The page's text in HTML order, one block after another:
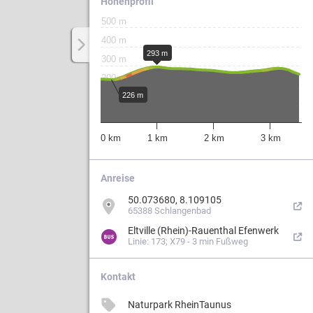
100 m
200 m
300 m
400 m
500 m
293 m
226 m
0 km 1 km 2 km 3 km
Anreise
50.073680, 8.109105
65388 Schlangenbad
Eltville (Rhein)-Rauenthal Efenwerk
Linie: 173; X79 - 3 min Fußweg
Kontakt
Naturpark RheinTaunus